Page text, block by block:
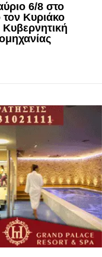
6/8 στο
Κυριάκο